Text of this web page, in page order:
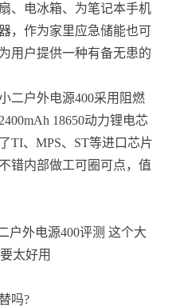
、电冰箱、为笔记本手机
，作为家里应急储能也可
用户提供一种有备无患的
二户外电源400采用阻燃
18650动力锂电芯
TI、MPS、ST等进口芯片
错内部做工可圈可点，值
户外电源400评测 这个大
太好用
吗?